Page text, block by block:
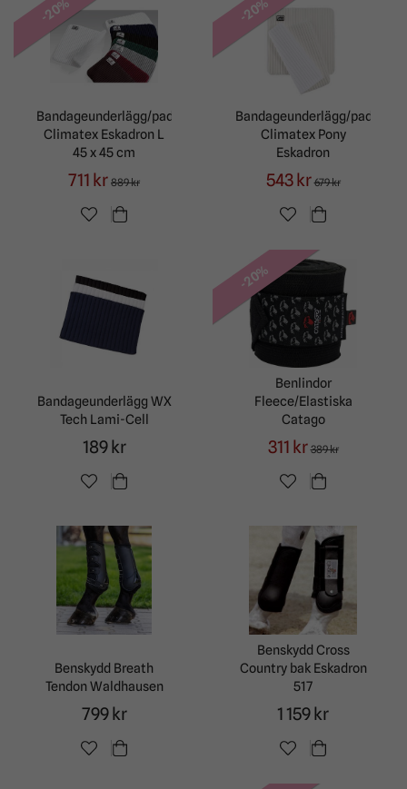
-20%
Bandageunderlägg/paddar
Climatex Eskadron L
45 x 45 cm
711 kr 889 kr
-20%
Bandageunderlägg/paddar
Climatex Pony
Eskadron
543 kr 679 kr
Bandageunderlägg WX
Tech Lami-Cell
189 kr
-20%
Benlindor
Fleece/Elastiska
Catago
311 kr 389 kr
Benskydd Breath
Tendon Waldhausen
799 kr
Benskydd Cross
Country bak Eskadron
517
1 159 kr